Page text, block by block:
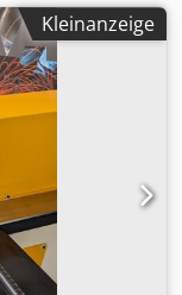
Kleinanzeige